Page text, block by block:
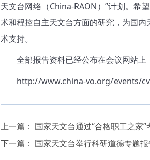
天文台网络（China-RAON）”计划。希
术和程控自主天文台方面的研究，为国
术支持。
全部报告资料已经公布在会议网站上
http://www.china-vo.org/events/
上一篇： 国家天文台通过“合格职工之家”
下一篇： 国家天文台举行科研道德专题